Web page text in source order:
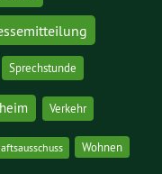
Sprechstunde
Verkehr
Wohnen